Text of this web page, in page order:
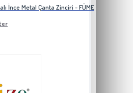
İnce Metal Çanta Zinciri - FÜME